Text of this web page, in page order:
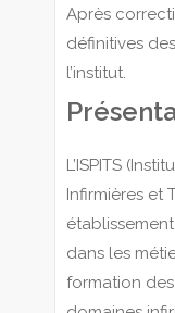
Après
définitives
l’institut.
L’ISPITS
Infirmières et
dans les
formation